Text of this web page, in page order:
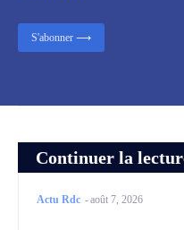
Continuer la
Actu Rdc -août 7, 2026
S'abonner ⟶